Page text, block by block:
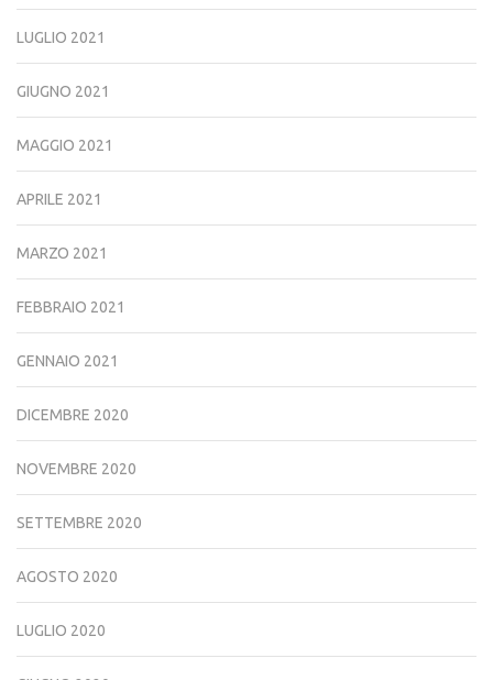
LUGLIO 2021
GIUGNO 2021
MAGGIO 2021
APRILE 2021
MARZO 2021
FEBBRAIO 2021
GENNAIO 2021
DICEMBRE 2020
NOVEMBRE 2020
SETTEMBRE 2020
AGOSTO 2020
LUGLIO 2020